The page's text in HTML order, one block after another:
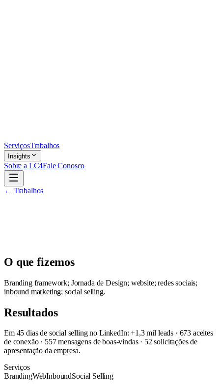
ServiçosTrabalhos
Insights
Sobre a LC4Fale Conosco
← Trabalhos
O que fizemos
Branding framework; Jornada de Design; website; redes sociais;
inbound marketing; social selling.
Resultados
Em 45 dias de social selling no LinkedIn: +1,3 mil leads · 673 aceites
de conexão · 557 mensagens de boas-vindas · 52 solicitações de
apresentação da empresa.
Serviços
BrandingWebInboundSocial Selling